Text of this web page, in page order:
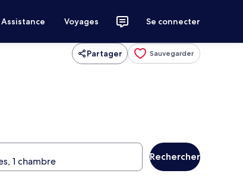
Assistance Voyages Se connecter
Partager Sauvegarder
Rechercher